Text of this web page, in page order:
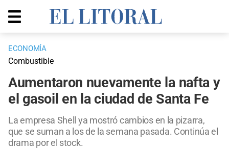
ECONOMÍA
Combustible
Aumentaron nuevamente la nafta y
el gasoil en la ciudad de Santa Fe
La empresa Shell ya mostró cambios en la pizarra,
que se suman a los de la semana pasada. Continúa el
drama por el stock.